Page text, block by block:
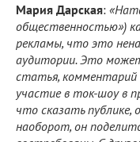
Мария Дарская:
общественностью»)
рекламы, что это
аудитории. Это
статья, комментарий
участие в ток-шоу в
что сказать публике,
наоборот, он